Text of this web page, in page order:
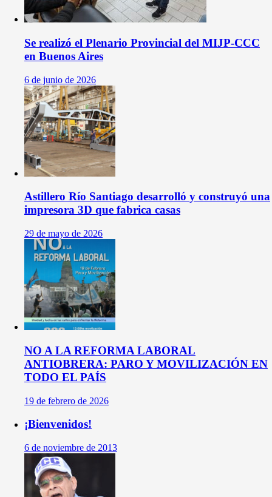
Se realizó el Plenario Provincial del MIJP-CCC
en Buenos Aires
6 de junio de 2026
Astillero Río Santiago desarrolló y construyó una
impresora 3D que fabrica casas
29 de mayo de 2026
NO A LA REFORMA LABORAL
ANTIOBRERA: PARO Y MOVILIZACIÓN EN
TODO EL PAÍS
19 de febrero de 2026
¡Bienvenidos!
6 de noviembre de 2013